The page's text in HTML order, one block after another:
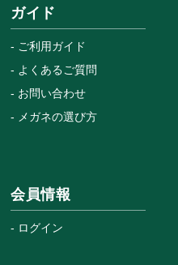
ガイド
ご利用ガイド
よくあるご質問
お問い合わせ
メガネの選び方
会員情報
ログイン